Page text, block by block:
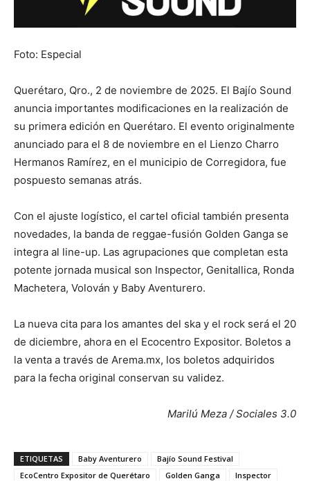
Foto: Especial
Querétaro, Qro., 2 de noviembre de 2025. El Bajío Sound
anuncia importantes modificaciones en la realización de
su primera edición en Querétaro. El evento originalmente
anunciado para el 8 de noviembre en el Lienzo Charro
Hermanos Ramírez, en el municipio de Corregidora, fue
pospuesto semanas atrás.
Con el ajuste logístico, el cartel oficial también presenta
novedades, la banda de reggae-fusión Golden Ganga se
integra al line-up. Las agrupaciones que completan esta
potente jornada musical son Inspector, Genitallica, Ronda
Machetera, Volován y Baby Aventurero.
La nueva cita para los amantes del ska y el rock será el 20
de diciembre, ahora en el Ecocentro Expositor. Boletos a
la venta a través de Arema.mx, los boletos adquiridos
para la fecha original conservan su validez.
Marilú Meza / Sociales 3.0
ETIQUETAS Baby Aventurero
Bajío Sound Festival
EcoCentro Expositor de Querétaro
Golden Ganga
Inspector